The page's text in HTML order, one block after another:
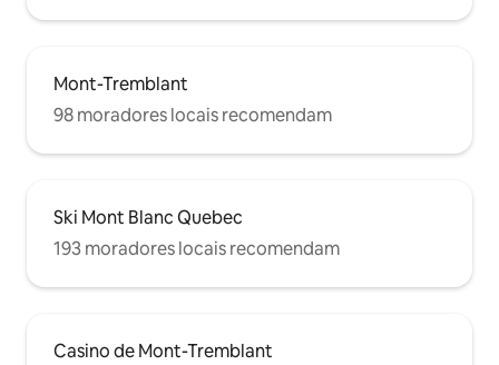
Mont-Tremblant
98 moradores locais recomendam
Ski Mont Blanc Quebec
193 moradores locais recomendam
Casino de Mont-Tremblant